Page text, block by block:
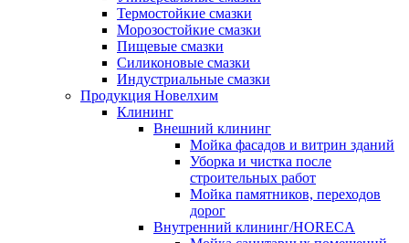
Термостойкие смазки
Морозостойкие смазки
Пищевые смазки
Силиконовые смазки
Индустриальные смазки
Продукция Новелхим
Клининг
Внешний клининг
Мойка фасадов и витрин зданий
Уборка и чистка после
строительных работ
Мойка памятников, переходов
дорог
Внутренний клининг/HORECA